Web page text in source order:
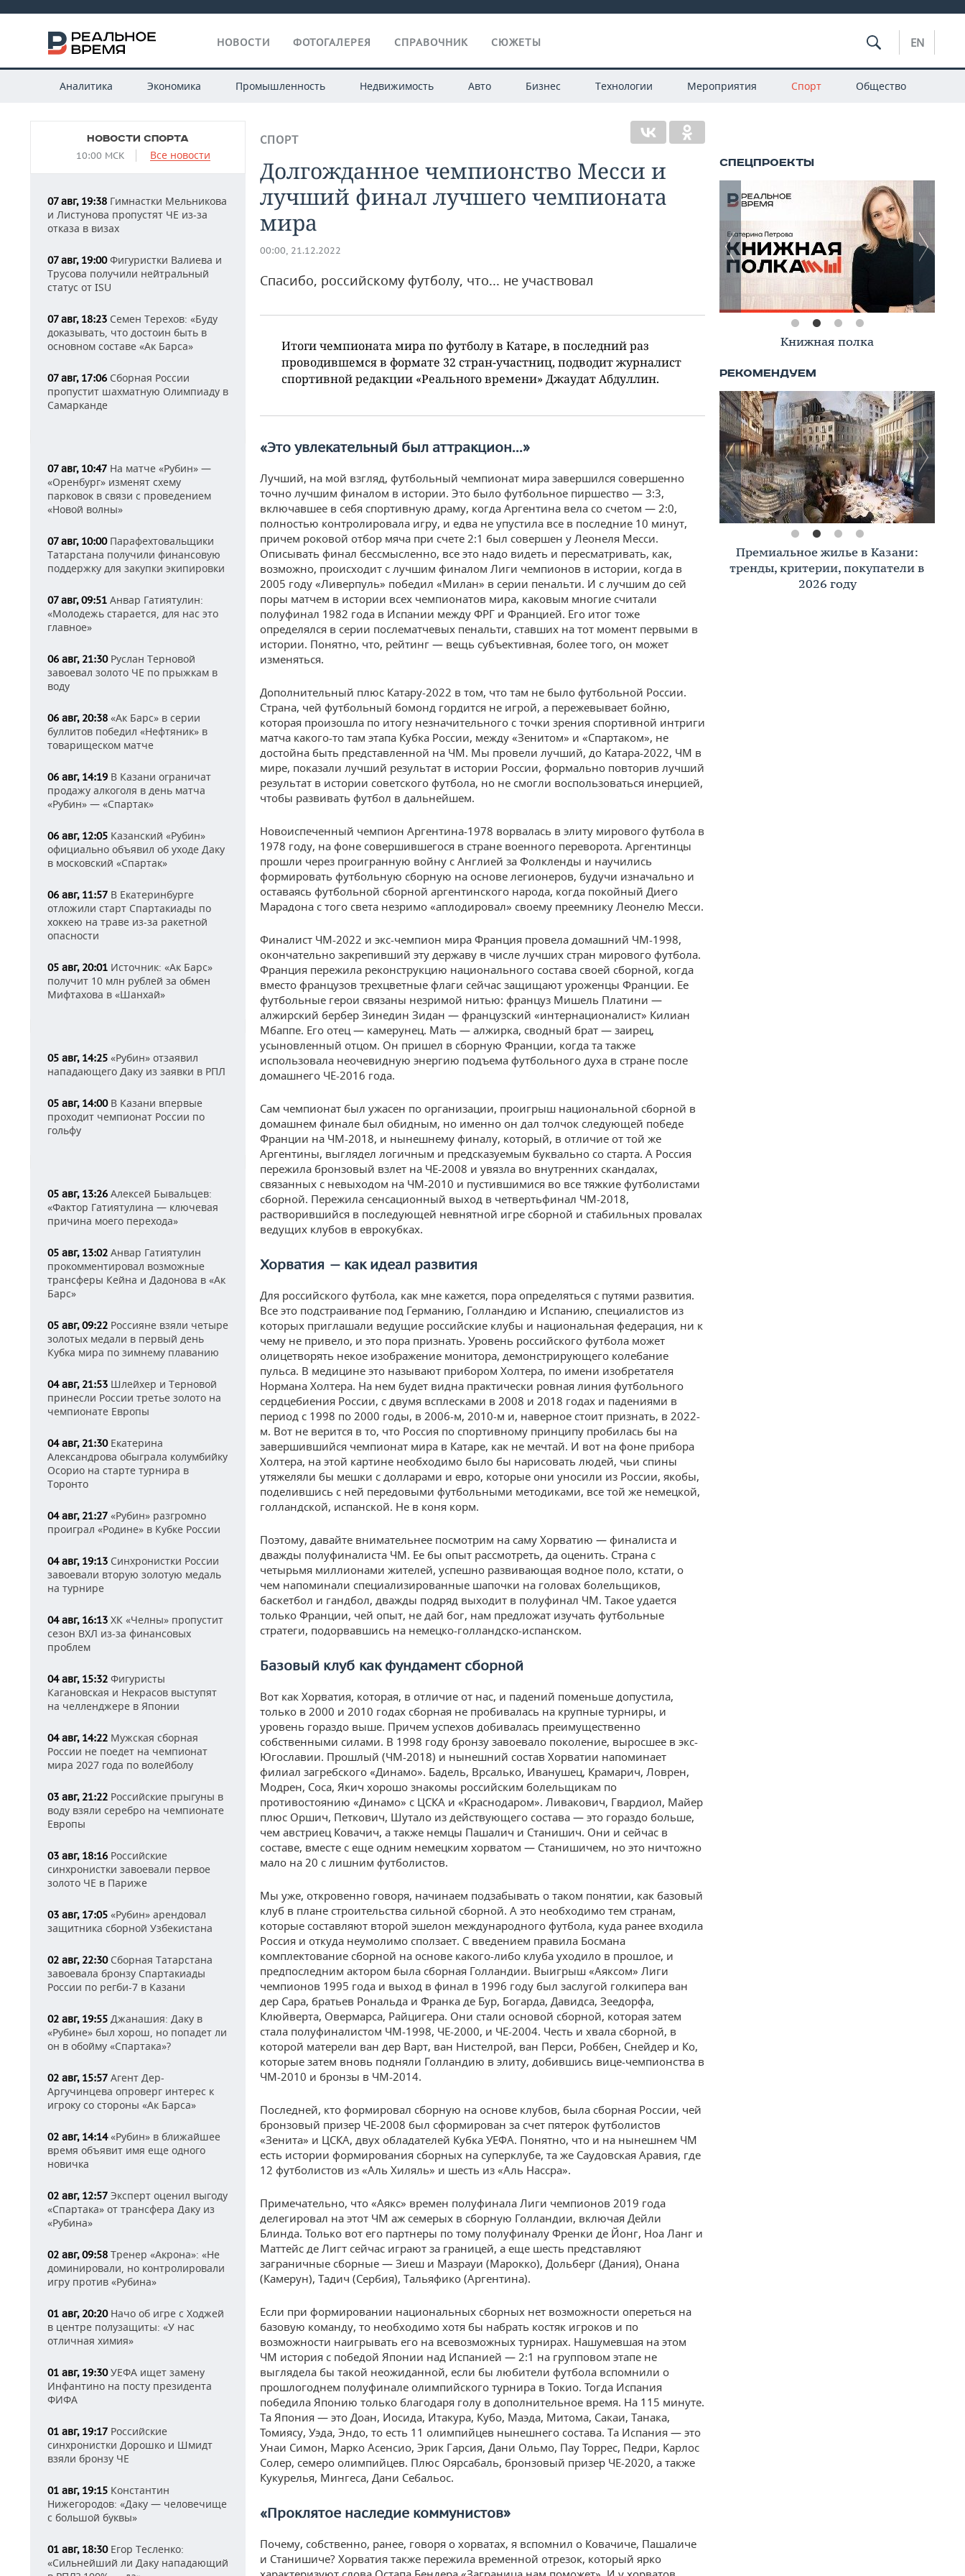
НОВОСТИ ФОТОГАЛЕРЕЯ СПРАВОЧНИК СЮЖЕТЫ EN
Аналитика Экономика Промышленность Недвижимость Авто Бизнес Технологии Мероприятия Спорт Общество
НОВОСТИ СПОРТА
10:00 МСК Все новости
07 авг, 19:38 Гимнастки Мельникова
и Листунова пропустят ЧЕ из-за
отказа в визах
07 авг, 19:00Фигуристки Валиева и
Трусова получили нейтральный
статус от ISU
07 авг, 18:23 Семен Терехов: «Буду
доказывать, что достоин быть в
основном составе «Ак Барса»
07 авг, 17:06 Сборная России
пропустит шахматную Олимпиаду в
Самарканде
07 авг, 10:47 На матче «Рубин» —
«Оренбург» изменят схему
парковок в связи с проведением
«Новой волны»
07 авг, 10:00Парафехтовальщики
Татарстана получили финансовую
поддержку для закупки экипировки
07 авг, 09:51 Анвар Гатиятулин:
«Молодежь старается, для нас это
главное»
06 авг, 21:30Руслан Терновой
завоевал золото ЧЕ по прыжкам в
воду
06 авг, 20:38 «Ак Барс» в серии
буллитов победил «Нефтяник» в
товарищеском матче
06 авг, 14:19 В Казани ограничат
продажу алкоголя в день матча
«Рубин» — «Спартак»
06 авг, 12:05 Казанский «Рубин»
официально объявил об уходе Даку
в московский «Спартак»
06 авг, 11:57 В Екатеринбурге
отложили старт Спартакиады по
хоккею на траве из-за ракетной
опасности
05 авг, 20:01 Источник: «Ак Барс»
получит 10 млн рублей за обмен
Мифтахова в «Шанхай»
05 авг, 14:25 «Рубин» отзаявил
нападающего Даку из заявки в РПЛ
05 авг, 14:00В Казани впервые
проходит чемпионат России по
гольфу
05 авг, 13:26 Алексей Бывальцев:
«Фактор Гатиятулина — ключевая
причина моего перехода»
05 авг, 13:02 Анвар Гатиятулин
прокомментировал возможные
трансферы Кейна и Дадонова в «Ак
Барс»
05 авг, 09:22 Россияне взяли четыре
золотых медали в первый день
Кубка мира по зимнему плаванию
04 авг, 21:53 Шлейхер и Терновой
принесли России третье золото на
чемпионате Европы
04 авг, 21:30Екатерина
Александрова обыграла колумбийку
Осорио на старте турнира в
Торонто
04 авг, 21:27 «Рубин» разгромно
проиграл «Родине» в Кубке России
04 авг, 19:13 Синхронистки России
завоевали вторую золотую медаль
на турнире
04 авг, 16:13 ХК «Челны» пропустит
сезон ВХЛ из-за финансовых
проблем
04 авг, 15:32 Фигуристы
Кагановская и Некрасов выступят
на челленджере в Японии
04 авг, 14:22 Мужская сборная
России не поедет на чемпионат
мира 2027 года по волейболу
03 авг, 21:22 Российские прыгуны в
воду взяли серебро на чемпионате
Европы
03 авг, 18:16 Российские
синхронистки завоевали первое
золото ЧЕ в Париже
03 авг, 17:05 «Рубин» арендовал
защитника сборной Узбекистана
02 авг, 22:30Сборная Татарстана
завоевала бронзу Спартакиады
России по регби-7 в Казани
02 авг, 19:55 Джанашия: Даку в
«Рубине» был хорош, но попадет ли
он в обойму «Спартака»?
02 авг, 15:57 Агент Дер-
Аргучинцева опроверг интерес к
игроку со стороны «Ак Барса»
02 авг, 14:14«Рубин» в ближайшее
время объявит имя еще одного
новичка
02 авг, 12:57 Эксперт оценил выгоду
«Спартака» от трансфера Даку из
«Рубина»
02 авг, 09:58 Тренер «Акрона»: «Не
доминировали, но контролировали
игру против «Рубина»
01 авг, 20:20Начо об игре с Ходжей
в центре полузащиты: «У нас
отличная химия»
01 авг, 19:30УЕФА ищет замену
Инфантино на посту президента
ФИФА
01 авг, 19:17 Российские
синхронистки Дорошко и Шмидт
взяли бронзу ЧЕ
01 авг, 19:15 Константин
Нижегородов: «Даку — человечище
с большой буквы»
01 авг, 18:30Егор Тесленко:
«Сильнейший ли Даку нападающий
СПОРТ
Долгожданное чемпионство Месси и
лучший финал лучшего чемпионата
мира
00:00, 21.12.2022
Спасибо, российскому футболу, что... не участвовал
Итоги чемпионата мира по футболу в Катаре, в последний раз
проводившемся в формате 32 стран-участниц, подводит журналист
спортивной редакции «Реального времени» Джаудат Абдуллин.
«Это увлекательный был аттракцион...»
Лучший, на мой взгляд, футбольный чемпионат мира завершился совершенно
точно лучшим финалом в истории. Это было футбольное пиршество — 3:3,
включавшее в себя спортивную драму, когда Аргентина вела со счетом — 2:0,
полностью контролировала игру, и едва не упустила все в последние 10 минут,
причем роковой отбор мяча при счете 2:1 был совершен у Леонеля Месси.
Описывать финал бессмысленно, все это надо видеть и пересматривать, как,
возможно, происходит с лучшим финалом Лиги чемпионов в истории, когда в
2005 году «Ливерпуль» победил «Милан» в серии пенальти. И с лучшим до сей
поры матчем в истории всех чемпионатов мира, каковым многие считали
полуфинал 1982 года в Испании между ФРГ и Францией. Его итог тоже
определялся в серии послематчевых пенальти, ставших на тот момент первыми в
истории. Понятно, что, рейтинг — вещь субъективная, более того, он может
изменяться.
Дополнительный плюс Катару-2022 в том, что там не было футбольной России.
Страна, чей футбольный бомонд гордится не игрой, а пережевывает бойню,
которая произошла по итогу незначительного с точки зрения спортивной интриги
матча какого-то там этапа Кубка России, между «Зенитом» и «Спартаком», не
достойна быть представленной на ЧМ. Мы провели лучший, до Катара-2022, ЧМ в
мире, показали лучший результат в истории России, формально повторив лучший
результат в истории советского футбола, но не смогли воспользоваться инерцией,
чтобы развивать футбол в дальнейшем.
Новоиспеченный чемпион Аргентина-1978 ворвалась в элиту мирового футбола в
1978 году, на фоне совершившегося в стране военного переворота. Аргентинцы
прошли через проигранную войну с Англией за Фолкленды и научились
формировать футбольную сборную на основе легионеров, будучи изначально и
оставаясь футбольной сборной аргентинского народа, когда покойный Диего
Марадона с того света незримо «аплодировал» своему преемнику Леонелю Месси.
Финалист ЧМ-2022 и экс-чемпион мира Франция провела домашний ЧМ-1998,
окончательно закрепивший эту державу в числе лучших стран мирового футбола.
Франция пережила реконструкцию национального состава своей сборной, когда
вместо французов трехцветные флаги сейчас защищают уроженцы Франции. Ее
футбольные герои связаны незримой нитью: француз Мишель Платини —
алжирский бербер Зинедин Зидан — французский «интернационалист» Килиан
Мбаппе. Его отец — камерунец. Мать — алжирка, сводный брат — заирец,
усыновленный отцом. Он пришел в сборную Франции, когда та также
использовала неочевидную энергию подъема футбольного духа в стране после
домашнего ЧЕ-2016 года.
Сам чемпионат был ужасен по организации, проигрыш национальной сборной в
домашнем финале был обидным, но именно он дал толчок следующей победе
Франции на ЧМ-2018, и нынешнему финалу, который, в отличие от той же
Аргентины, выглядел логичным и предсказуемым буквально со старта. А Россия
пережила бронзовый взлет на ЧЕ-2008 и увязла во внутренних скандалах,
связанных с невыходом на ЧМ-2010 и пустившимися во все тяжкие футболистами
сборной. Пережила сенсационный выход в четвертьфинал ЧМ-2018,
растворившийся в последующей невнятной игре сборной и стабильных провалах
ведущих клубов в еврокубках.
Хорватия — как идеал развития
Для российского футбола, как мне кажется, пора определяться с путями развития.
Все это подстраивание под Германию, Голландию и Испанию, специалистов из
которых приглашали ведущие российские клубы и национальная федерация, ни к
чему не привело, и это пора признать. Уровень российского футбола может
олицетворять некое изображение монитора, демонстрирующего колебание
пульса. В медицине это называют прибором Холтера, по имени изобретателя
Нормана Холтера. На нем будет видна практически ровная линия футбольного
сердцебиения России, с двумя всплесками в 2008 и 2018 годах и падениями в
период с 1998 по 2000 годы, в 2006-м, 2010-м и, наверное стоит признать, в 2022-
м. Вот не верится в то, что Россия по спортивному принципу пробилась бы на
завершившийся чемпионат мира в Катаре, как не мечтай. И вот на фоне прибора
Холтера, на этой картине необходимо было бы нарисовать людей, чьи спины
утяжеляли бы мешки с долларами и евро, которые они уносили из России, якобы,
поделившись с ней передовыми футбольными методиками, все той же немецкой,
голландской, испанской. Не в коня корм.
Поэтому, давайте внимательнее посмотрим на саму Хорватию — финалиста и
дважды полуфиналиста ЧМ. Ее бы опыт рассмотреть, да оценить. Страна с
четырьмя миллионами жителей, успешно развивающая водное поло, кстати, о
чем напоминали специализированные шапочки на головах болельщиков,
баскетбол и гандбол, дважды подряд выходит в полуфинал ЧМ. Такое удается
только Франции, чей опыт, не дай бог, нам предложат изучать футбольные
стратеги, подорвавшись на немецко-голландско-испанском.
Базовый клуб как фундамент сборной
Вот как Хорватия, которая, в отличие от нас, и падений поменьше допустила,
только в 2000 и 2010 годах сборная не пробивалась на крупные турниры, и
уровень гораздо выше. Причем успехов добивалась преимущественно
собственными силами. В 1998 году бронзу завоевало поколение, выросшее в экс-
Югославии. Прошлый (ЧМ-2018) и нынешний состав Хорватии напоминает
филиал загребского «Динамо». Бадель, Врсалько, Иванушец, Крамарич, Ловрен,
Модрен, Соса, Якич хорошо знакомы российским болельщикам по
противостоянию «Динамо» с ЦСКА и «Краснодаром». Ливакович, Гвардиол, Майер
плюс Оршич, Петкович, Шутало из действующего состава — это гораздо больше,
чем австриец Ковачич, а также немцы Пашалич и Станишич. Они и сейчас в
составе, вместе с еще одним немецким хорватом — Станишичем, но это ничтожно
мало на 20 с лишним футболистов.
Мы уже, откровенно говоря, начинаем подзабывать о таком понятии, как базовый
клуб в плане строительства сильной сборной. А это необходимо тем странам,
которые составляют второй эшелон международного футбола, куда ранее входила
Россия и откуда неумолимо сползает. С введением правила Босмана
комплектование сборной на основе какого-либо клуба уходило в прошлое, и
предпоследним актором была сборная Голландии. Выигрыш «Аяксом» Лиги
чемпионов 1995 года и выход в финал в 1996 году был заслугой голкипера ван
дер Сара, братьев Рональда и Франка де Бур, Богарда, Давидса, Зеедорфа,
Клюйверта, Овермарса, Райцигера. Они стали основой сборной, которая затем
стала полуфиналистом ЧМ-1998, ЧЕ-2000, и ЧЕ-2004. Честь и хвала сборной, в
которой матерели ван дер Варт, ван Нистелрой, ван Перси, Роббен, Снейдер и Ко,
которые затем вновь подняли Голландию в элиту, добившись вице-чемпионства в
ЧМ-2010 и бронзы в ЧМ-2014.
Последней, кто формировал сборную на основе клубов, была сборная России, чей
бронзовый призер ЧЕ-2008 был сформирован за счет пятерок футболистов
«Зенита» и ЦСКА, двух обладателей Кубка УЕФА. Понятно, что и на нынешнем ЧМ
есть истории формирования сборных на суперклубе, та же Саудовская Аравия, где
12 футболистов из «Аль Хиляль» и шесть из «Аль Нассра».
Примечательно, что «Аякс» времен полуфинала Лиги чемпионов 2019 года
делегировал на этот ЧМ аж семерых в сборную Голландии, включая Дейли
Блинда. Только вот его партнеры по тому полуфиналу Френки де Йонг, Ноа Ланг и
Маттейс де Лигт сейчас играют за границей, а еще шесть представляют
заграничные сборные — Зиеш и Мазрауи (Марокко), Дольберг (Дания), Онана
(Камерун), Тадич (Сербия), Тальяфико (Аргентина).
Если при формировании национальных сборных нет возможности опереться на
базовую команду, то необходимо хотя бы набрать костяк игроков и по
возможности наигрывать его на всевозможных турнирах. Нашумевшая на этом
ЧМ история с победой Японии над Испанией — 2:1 на групповом этапе не
выглядела бы такой неожиданной, если бы любители футбола вспомнили о
прошлогоднем полуфинале олимпийского турнира в Токио. Тогда Испания
победила Японию только благодаря голу в дополнительное время. На 115 минуте.
Та Япония — это Доан, Иосида, Итакура, Кубо, Маэда, Митома, Сакаи, Танака,
Томиясу, Уэда, Эндо, то есть 11 олимпийцев нынешнего состава. Та Испания — это
Унаи Симон, Марко Асенсио, Эрик Гарсия, Дани Ольмо, Пау Торрес, Педри, Карлос
Солер, семеро олимпийцев. Плюс Оярсабаль, бронзовый призер ЧЕ-2020, а также
Кукурелья, Мингеса, Дани Себальос.
«Проклятое наследие коммунистов»
Почему, собственно, ранее, говоря о хорватах, я вспомнил о Ковачиче, Пашаличе
и Станишиче? Хорватия также пережила временной отрезок, который ярко
Книжная полка
Премиальное жилье в Казани:
тренды, критерии, покупатели в
2026 году